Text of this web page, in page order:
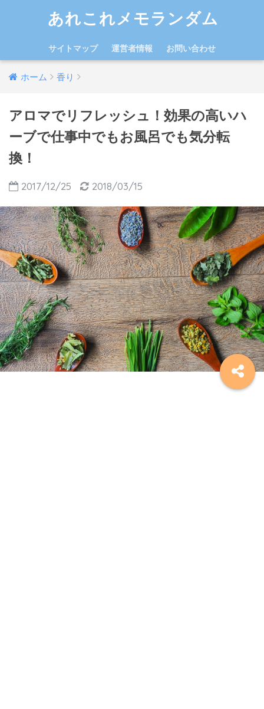
あれこれメモランダム
サイトマップ 運営者情報 お問い合わせ
ホーム 香り
アロマでリフレッシュ！効果の高いハ
ーブで仕事中でもお風呂でも気分転
換！
2017/12/25 2018/03/15